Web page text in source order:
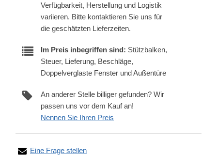
Verfügbarkeit, Herstellung und Logistik
variieren. Bitte kontaktieren Sie uns für
die geschätzten Lieferzeiten.
Im Preis inbegriffen sind: Stützbalken,
Steuer, Lieferung, Beschläge,
Doppelverglaste Fenster und Außentüre
An anderer Stelle billiger gefunden? Wir
passen uns vor dem Kauf an!
Nennen Sie Ihren Preis
Eine Frage stellen